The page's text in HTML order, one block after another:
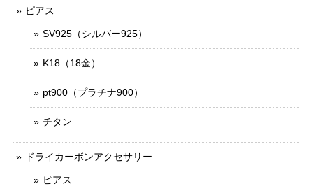
ピアス
SV925（シルバー925）
K18（18金）
pt900（プラチナ900）
チタン
ドライカーボンアクセサリー
ピアス